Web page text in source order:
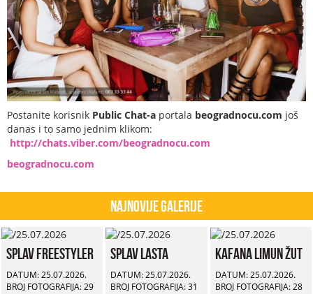
Postanite korisnik Public Chat-a portala beogradnocu.com još
danas i to samo jednim klikom:
http://chats.viber.com/beogradnocu.com
beogradnocu.com
Najnovije Galerije
Splav Freestyler
DATUM: 25.07.2026.
BROJ FOTOGRAFIJA: 29
Splav Lasta
DATUM: 25.07.2026.
BROJ FOTOGRAFIJA: 31
Kafana Limun Žut
DATUM: 25.07.2026.
BROJ FOTOGRAFIJA: 28